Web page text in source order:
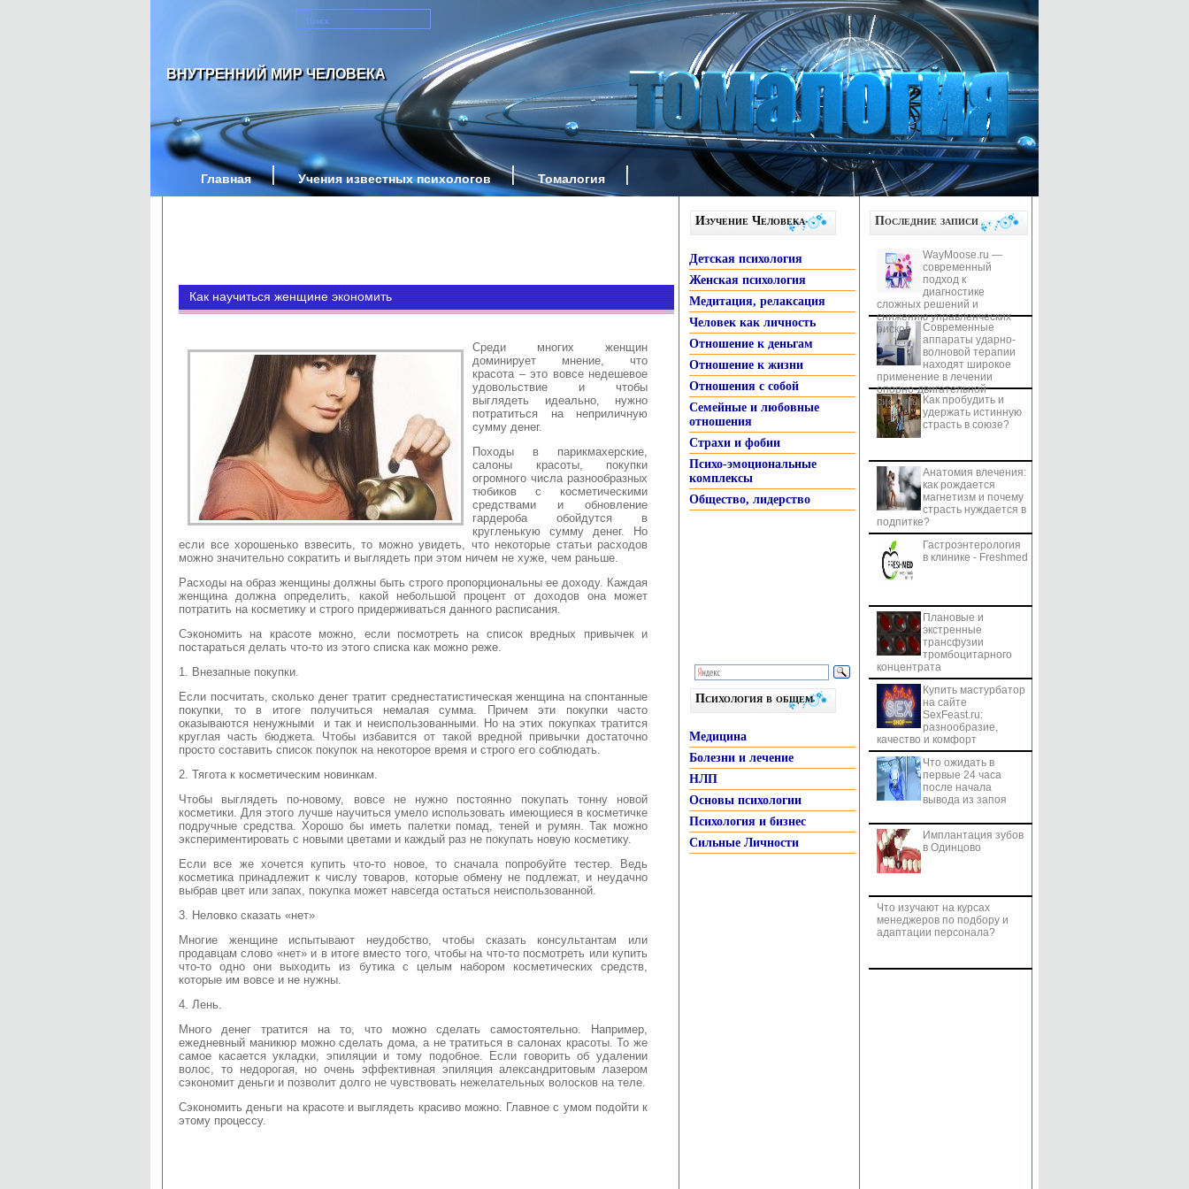
ВНУТРЕННИЙ МИР ЧЕЛОВЕКА
Главная Учения известных психологов Томалогия
Как научиться женщине экономить
Среди многих женщин
доминирует мнение, что
красота – это вовсе недешевое
удовольствие и чтобы
выглядеть идеально, нужно
потратиться на неприличную
сумму денег.
Походы в парикмахерские,
салоны красоты, покупки
огромного числа разнообразных
тюбиков с косметическими
средствами и обновление
гардероба обойдутся в
кругленькую сумму денег. Но
если все хорошенько взвесить, то можно увидеть, что некоторые статьи расходов
можно значительно сократить и выглядеть при этом ничем не хуже, чем раньше.
Расходы на образ женщины должны быть строго пропорциональны ее доходу. Каждая
женщина должна определить, какой небольшой процент от доходов она может
потратить на косметику и строго придерживаться данного расписания.
Сэкономить на красоте можно, если посмотреть на список вредных привычек и
постараться делать что-то из этого списка как можно реже.
1. Внезапные покупки.
Если посчитать, сколько денег тратит среднестатистическая женщина на спонтанные
покупки, то в итоге получиться немалая сумма. Причем эти покупки часто
оказываются ненужными и так и неиспользованными. Но на этих покупках тратится
круглая часть бюджета. Чтобы избавится от такой вредной привычки достаточно
просто составить список покупок на некоторое время и строго его соблюдать.
2. Тягота к косметическим новинкам.
Чтобы выглядеть по-новому, вовсе не нужно постоянно покупать тонну новой
косметики. Для этого лучше научиться умело использовать имеющиеся в косметичке
подручные средства. Хорошо бы иметь палетки помад, теней и румян. Так можно
экспериментировать с новыми цветами и каждый раз не покупать новую косметику.
Если все же хочется купить что-то новое, то сначала попробуйте тестер. Ведь
косметика принадлежит к числу товаров, которые обмену не подлежат, и неудачно
выбрав цвет или запах, покупка может навсегда остаться неиспользованной.
3. Неловко сказать «нет»
Многие женщине испытывают неудобство, чтобы сказать консультантам или
продавцам слово «нет» и в итоге вместо того, чтобы на что-то посмотреть или купить
что-то одно они выходить из бутика с целым набором косметических средств,
которые им вовсе и не нужны.
4. Лень.
Много денег тратится на то, что можно сделать самостоятельно. Например,
ежедневный маникюр можно сделать дома, а не тратиться в салонах красоты. То же
самое касается укладки, эпиляции и тому подобное. Если говорить об удалении
волос, то недорогая, но очень эффективная эпиляция александритовым лазером
сэкономит деньги и позволит долго не чувствовать нежелательных волосков на теле.
Сэкономить деньги на красоте и выглядеть красиво можно. Главное с умом подойти к
этому процессу.
Изучение Человека
Детская психология
Женская психология
Медитация, релаксация
Человек как личность
Отношение к деньгам
Отношение к жизни
Отношения с собой
Семейные и любовные
отношения
Страхи и фобии
Психо-эмоциональные
комплексы
Общество, лидерство
Психология в общем
Медицина
Болезни и лечение
НЛП
Основы психологии
Психология и бизнес
Сильные Личности
Последние записи
WayMoose.ru —
современный
подход к
диагностике
сложных решений и
снижению управленческих
рисков
Современные
аппараты ударно-
волновой терапии
находят широкое
применение в лечении
опорно-двигательной
системы Как пробудить и
удержать истинную
страсть в союзе?
Анатомия влечения:
как рождается
магнетизм и почему
страсть нуждается в
подпитке?
Гастроэнтерология
в клинике - Freshmed
Плановые и
экстренные
трансфузии
тромбоцитарного
концентрата
Купить мастурбатор
на сайте
SexFeast.ru:
разнообразие,
качество и комфорт
Что ожидать в
первые 24 часа
после начала
вывода из запоя
Имплантация зубов
в Одинцово
Что изучают на курсах
менеджеров по подбору и
адаптации персонала?